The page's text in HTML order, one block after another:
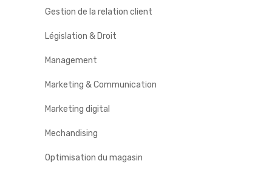
Gestion de la relation client
Législation & Droit
Management
Marketing & Communication
Marketing digital
Mechandising
Optimisation du magasin